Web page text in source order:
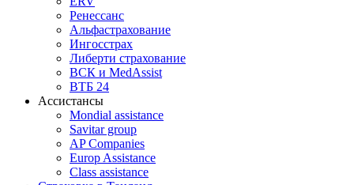
Ренессанс
Альфастрахование
Ингосстрах
Либерти страхование
ВСК и MedAssist
ВТБ 24
Ассистансы
Mondial assistance
Savitar group
AP Companies
Europ Assistance
Class assistance